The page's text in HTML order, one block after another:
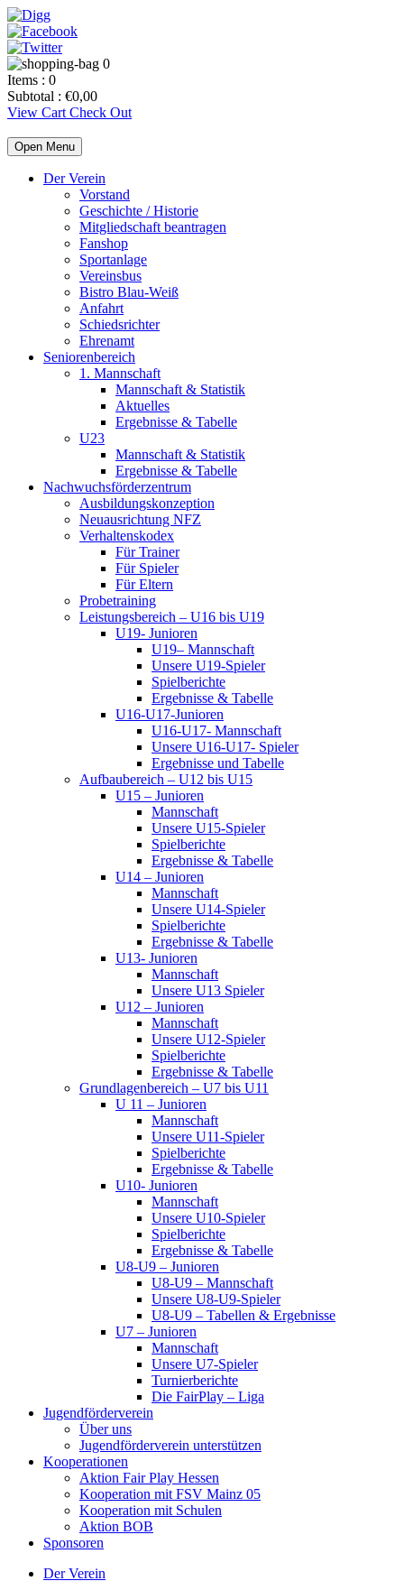
0
Items : 0
Subtotal : €0,00
View Cart Check Out
Open Menu
Der Verein
Vorstand
Geschichte / Historie
Mitgliedschaft beantragen
Fanshop
Sportanlage
Vereinsbus
Bistro Blau-Weiß
Anfahrt
Schiedsrichter
Ehrenamt
Seniorenbereich
1. Mannschaft
Mannschaft & Statistik
Aktuelles
Ergebnisse & Tabelle
U23
Mannschaft & Statistik
Ergebnisse & Tabelle
Nachwuchsförderzentrum
Ausbildungskonzeption
Neuausrichtung NFZ
Verhaltenskodex
Für Trainer
Für Spieler
Für Eltern
Probetraining
Leistungsbereich – U16 bis U19
U19- Junioren
U19– Mannschaft
Unsere U19-Spieler
Spielberichte
Ergebnisse & Tabelle
U16-U17-Junioren
U16-U17- Mannschaft
Unsere U16-U17- Spieler
Ergebnisse und Tabelle
Aufbaubereich – U12 bis U15
U15 – Junioren
Mannschaft
Unsere U15-Spieler
Spielberichte
Ergebnisse & Tabelle
U14 – Junioren
Mannschaft
Unsere U14-Spieler
Spielberichte
Ergebnisse & Tabelle
U13- Junioren
Mannschaft
Unsere U13 Spieler
U12 – Junioren
Mannschaft
Unsere U12-Spieler
Spielberichte
Ergebnisse & Tabelle
Grundlagenbereich – U7 bis U11
U 11 – Junioren
Mannschaft
Unsere U11-Spieler
Spielberichte
Ergebnisse & Tabelle
U10- Junioren
Mannschaft
Unsere U10-Spieler
Spielberichte
Ergebnisse & Tabelle
U8-U9 – Junioren
U8-U9 – Mannschaft
Unsere U8-U9-Spieler
U8-U9 – Tabellen & Ergebnisse
U7 – Junioren
Mannschaft
Unsere U7-Spieler
Turnierberichte
Die FairPlay – Liga
Jugendförderverein
Über uns
Jugendförderverein unterstützen
Kooperationen
Aktion Fair Play Hessen
Kooperation mit FSV Mainz 05
Kooperation mit Schulen
Aktion BOB
Sponsoren
Der Verein